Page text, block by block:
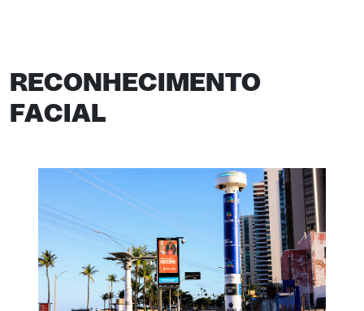
RECONHECIMENTO
FACIAL